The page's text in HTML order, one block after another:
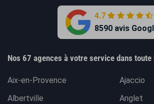
4.7
8590 avis
Nos 67 agences à votre service dans toute
Aix-en-Provence
Ajaccio
Albertville
Anglet